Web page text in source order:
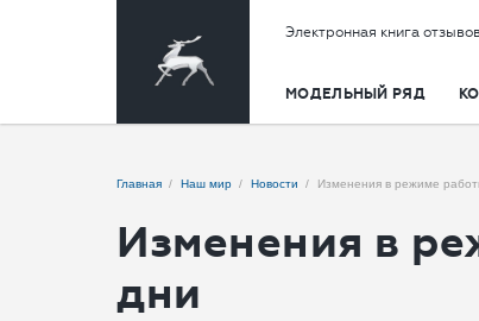
Электронная книга
МОДЕЛЬНЫЙ РЯД
Главная Наш мир Новости Изменения в режиме
Изменения в
дни